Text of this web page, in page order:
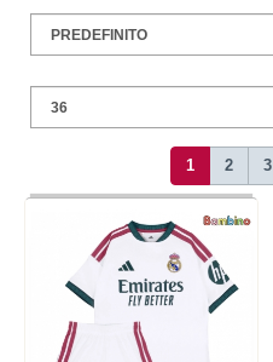
1 2 3